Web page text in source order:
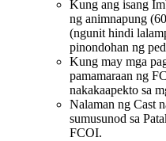
Kung ang isang
ng animnapung
(ngunit hindi
pinondohan ng
Kung may mga
pamamaraan ng
nakakaapekto sa
Nalaman ng Cast
sumusunod sa
FCOI.